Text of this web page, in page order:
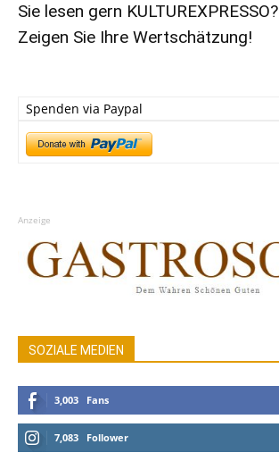
Sie lesen gern KULTUREXPRESSO?
Zeigen Sie Ihre Wertschätzung!
Spenden via Paypal
Anzeige
SOZIALE MEDIEN
3,003 Fans
7,083 Follower